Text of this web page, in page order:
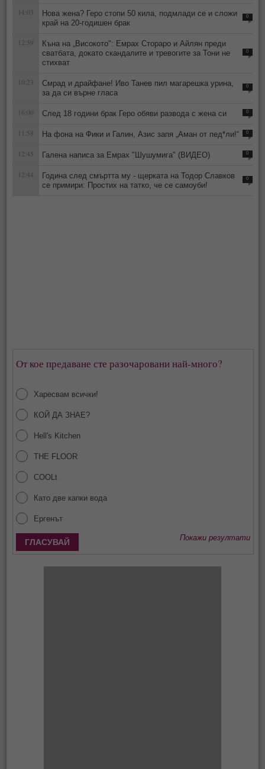
14:03
Нова жена? Геро стопи 50 кила, подмлади се и сложи
край на 20-годишен брак
0
12:59
Къна на „Високото": Емрах Стораро и Айлян преди
сватбата, докато скандалите и тревогите за Тони не
стихват
0
10:23
Смрад и драйфане! Иво Танев пил магарешка урина,
за да си върне гласа
0
16:00 След 18 години брак Геро обяви развода с жена си 0
11:58 На фона на Фики и Галин, Азис запя „Аман от пед*ли!“ 0
12:45 Галена написа за Емрах "Шушумига" (ВИДЕО) 0
12:44
Година след смъртта му - щерката на Тодор Славков
се примири: Простих на татко, че се самоуби!
0
От кое предаване сте разочаровани най-много?
Харесвам всички!
КОЙ ДА ЗНАЕ?
Hell's Kitchen
THE FLOOR
COOLt
Като две капки вода
Ергенът
Покажи резултати